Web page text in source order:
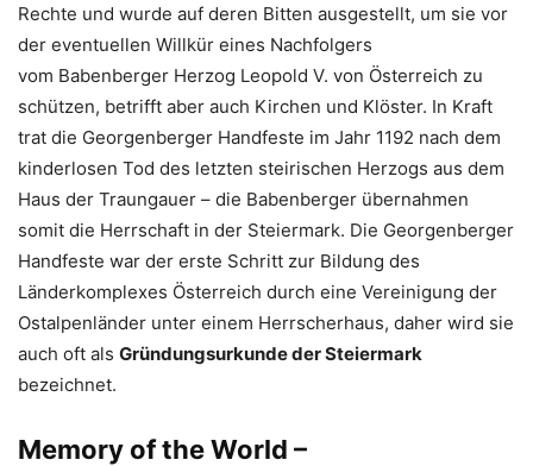
Rechte und wurde auf deren Bitten ausgestellt, um sie vor
der eventuellen Willkür eines Nachfolgers
vom Babenberger Herzog Leopold V. von Österreich zu
schützen, betrifft aber auch Kirchen und Klöster. In Kraft
trat die Georgenberger Handfeste im Jahr 1192 nach dem
kinderlosen Tod des letzten steirischen Herzogs aus dem
Haus der Traungauer – die Babenberger übernahmen
somit die Herrschaft in der Steiermark. Die Georgenberger
Handfeste war der erste Schritt zur Bildung des
Länderkomplexes Österreich durch eine Vereinigung der
Ostalpenländer unter einem Herrscherhaus, daher wird sie
auch oft als Gründungsurkunde der Steiermark
bezeichnet.
Memory of the World –